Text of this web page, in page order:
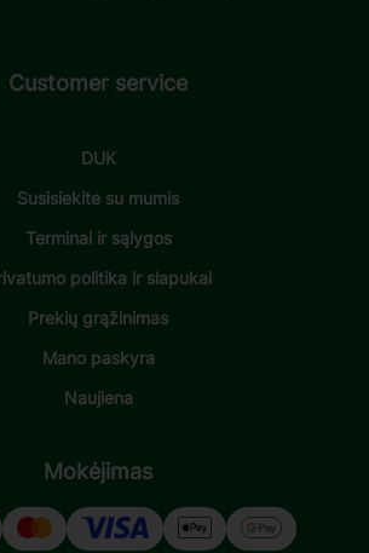
Customer service
DUK
Susisiekite su mumis
Terminai ir sąlygos
politika ir slapukai
Prekių grąžinimas
Mano paskyra
Naujiena
Mokėjimas